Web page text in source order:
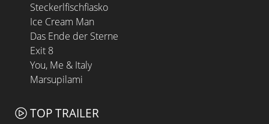
Steckerlfischfiasko
Ice Cream Man
Das Ende der Sterne
Exit 8
You, Me & Italy
Marsupilami
TOP TRAILER